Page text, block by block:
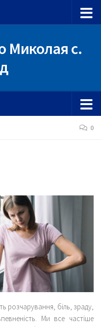
Миколая с.
0
розчарування, біль, зраду,
Ми все частіше